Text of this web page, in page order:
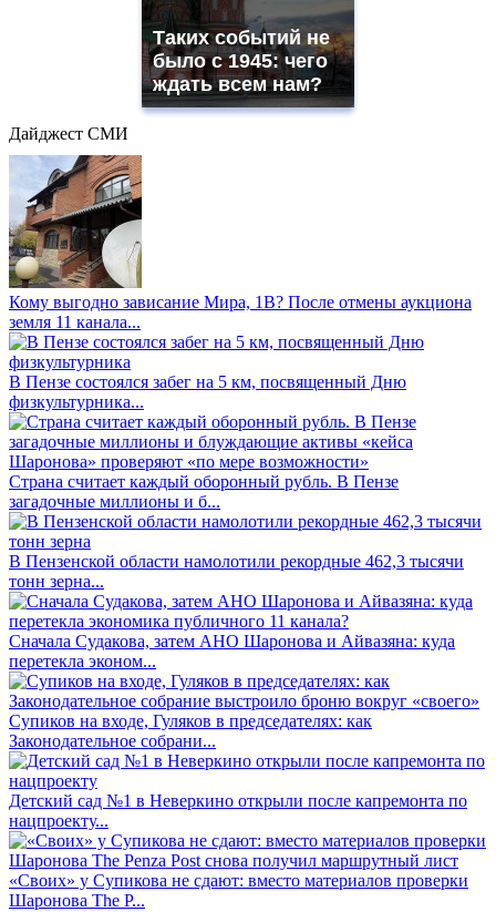
Таких событий не
было с 1945: чего
ждать всем нам?
Дайджест СМИ
Кому выгодно зависание Мира, 1В? После отмены аукциона
земля 11 канала...
В Пензе состоялся забег на 5 км, посвященный Дню
физкультурника...
Страна считает каждый оборонный рубль. В Пензе
загадочные миллионы и б...
В Пензенской области намолотили рекордные 462,3 тысячи
тонн зерна...
Сначала Судакова, затем АНО Шаронова и Айвазяна: куда
перетекла эконом...
Супиков на входе, Гуляков в председателях: как
Законодательное собрани...
Детский сад №1 в Неверкино открыли после капремонта по
нацпроекту...
«Своих» у Супикова не сдают: вместо материалов проверки
Шаронова The P...